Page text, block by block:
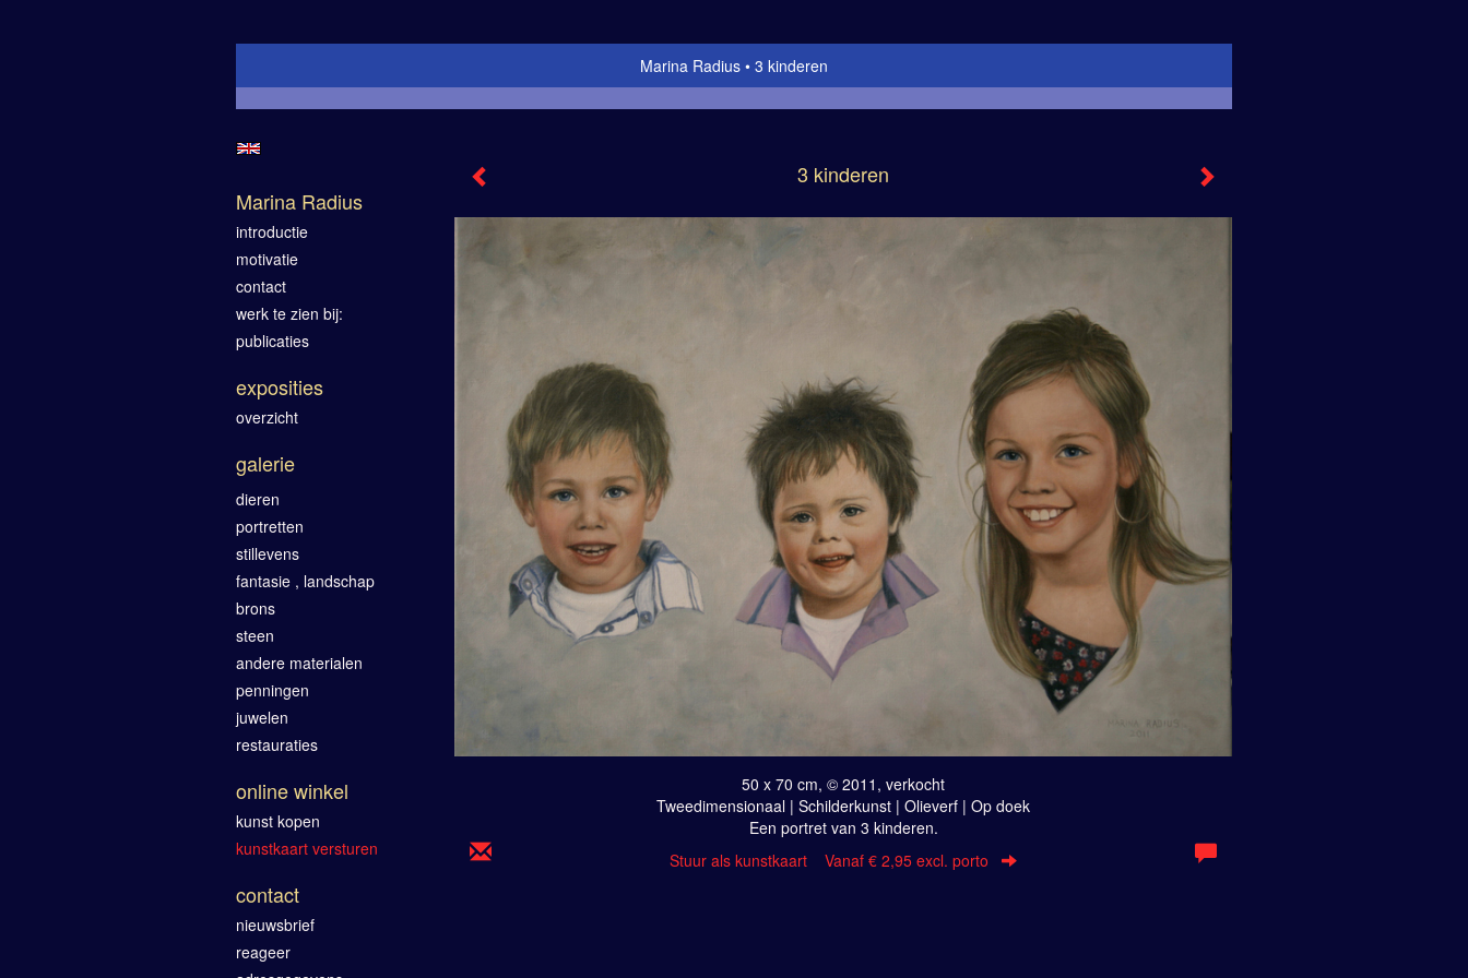
Marina Radius 3 kinderen
3 kinderen
50 x 70 cm, © 2011, verkocht
Tweedimensionaal | Schilderkunst | Olieverf | Op doek
Een portret van 3 kinderen.
Stuur als kunstkaart Vanaf € 2,95 excl. porto
Marina Radius
introductie
motivatie
contact
werk te zien bij:
publicaties
exposities
overzicht
galerie
dieren
portretten
stillevens
fantasie , landschap
brons
steen
andere materialen
penningen
juwelen
restauraties
online winkel
kunst kopen
kunstkaart versturen
contact
nieuwsbrief
reageer